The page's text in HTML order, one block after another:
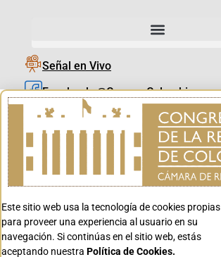
Señal en Vivo
Facebook_@CamaraColombia
Instagram_@CamaraColombia
X_@CamaraColombia
Youtube_@CamaraColombia
Youtube_@CanalCongreso
Este sitio web usa la tecnología de cookies propias
para proveer una experiencia al usuario en su
navegación. Si continúas en el sitio web, estás
aceptando nuestra Política de Cookies.